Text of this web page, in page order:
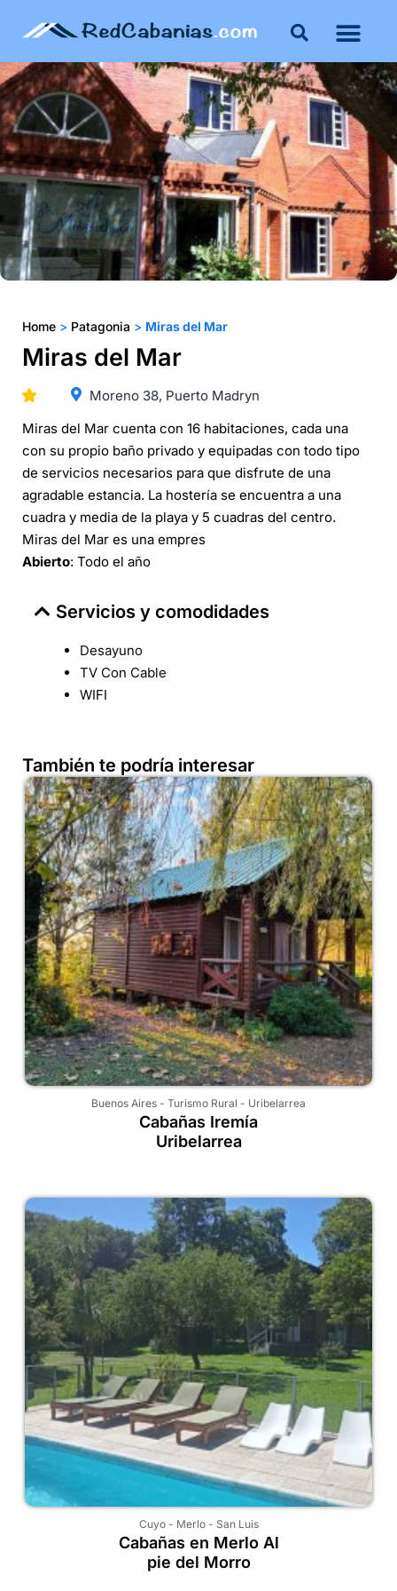
Home > Patagonia > Miras del Mar
Miras del Mar
Moreno 38, Puerto Madryn
Miras del Mar cuenta con 16 habitaciones, cada una
con su propio baño privado y equipadas con todo tipo
de servicios necesarios para que disfrute de una
agradable estancia. La hostería se encuentra a una
cuadra y media de la playa y 5 cuadras del centro.
Miras del Mar es una empres
Abierto: Todo el año
Servicios y comodidades
Desayuno
TV Con Cable
WIFI
También te podría interesar
Buenos Aires - Turismo Rural - Uribelarrea
Cabañas Iremía
Uribelarrea
Cuyo- Merlo- San Luis
Cabañas en Merlo Al
pie del Morro